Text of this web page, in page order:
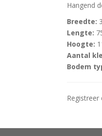
Hangend
Breedte:
Lengte:
Hoogte:
Aantal
Bodem